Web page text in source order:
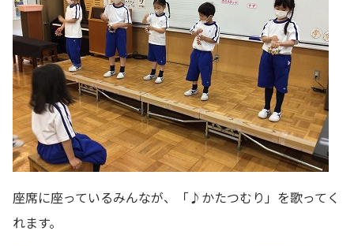
座席に座っているみんなが、「♪かたつむり」を歌ってく
れます。